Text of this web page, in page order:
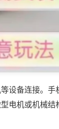
设备连接。手
电机或机械结